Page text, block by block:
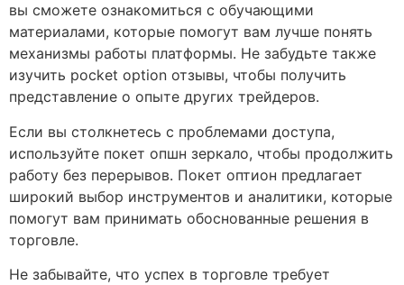
вы сможете ознакомиться с обучающими
материалами, которые помогут вам лучше понять
механизмы работы платформы. Не забудьте также
изучить pocket option отзывы, чтобы получить
представление о опыте других трейдеров.
Если вы столкнетесь с проблемами доступа,
используйте покет опшн зеркало, чтобы продолжить
работу без перерывов. Покет оптион предлагает
широкий выбор инструментов и аналитики, которые
помогут вам принимать обоснованные решения в
торговле.
Не забывайте, что успех в торговле требует